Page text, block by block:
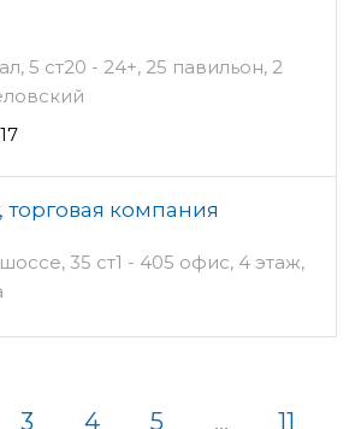
5 ст20 - 24+, 25 павильон, 2
компания
35 ст1 - 405 офис, 4 этаж,
3 4 5 ... 11